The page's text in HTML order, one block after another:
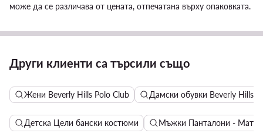
може да се различава от цената, отпечатана върху опаковката.
Други клиенти са търсили също
Жени Beverly Hills Polo Club Дамски обувки Beverly Hills
Детска Цели бански костюми Мъжки Панталони -